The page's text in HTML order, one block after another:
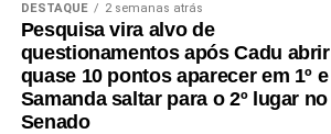
DESTAQUE 2 semanas atrás
Pesquisa vira alvo de
questionamentos após Cadu abrir
quase 10 pontos aparecer em 1º e
Samanda saltar para o 2º lugar no
Senado